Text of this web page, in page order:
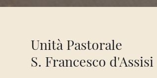
Unità Pastorale
S. Francesco d'Assisi